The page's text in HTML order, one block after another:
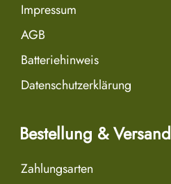
Impressum
AGB
Batteriehinweis
Datenschutzerklärung
Bestellung & Versand
Zahlungsarten